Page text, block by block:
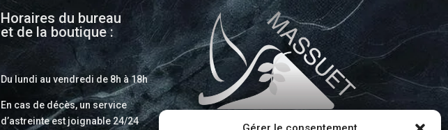
Horaires du bureau
et de la boutique :
Du lundi au vendredi de 8h à 18h
En cas de décès, un service
d’astreinte est joignable 24/24